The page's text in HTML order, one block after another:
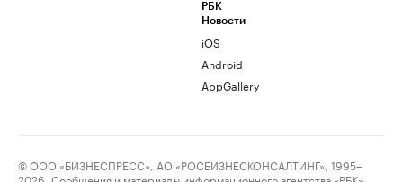
РБК
Новости
iOS
Android
AppGallery
© ООО «БИЗНЕСПРЕСС», АО «РОСБИЗНЕСКОНСАЛТИНГ», 1995–